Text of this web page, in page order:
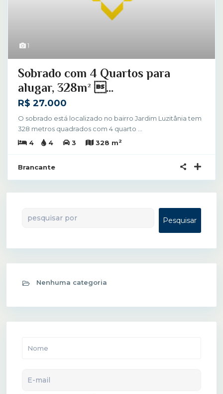
1
Sobrado com 4 Quartos para
alugar, 328m² ...
R$ 27.000
O sobrado está localizado no bairro Jardim Luzitânia tem
328 metros quadrados com 4 quarto
4
4 3 328 m2
Brancante
Pesquisar
Nenhuma categoria